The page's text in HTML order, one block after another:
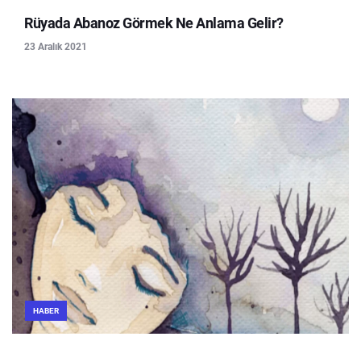
Rüyada Abanoz Görmek Ne Anlama Gelir?
23 Aralık 2021
HABER